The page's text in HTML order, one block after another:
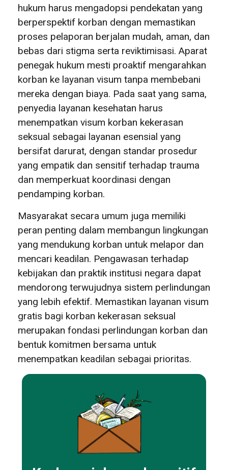
hukum harus mengadopsi pendekatan yang
berperspektif korban dengan memastikan
proses pelaporan berjalan mudah, aman, dan
bebas dari stigma serta reviktimisasi. Aparat
penegak hukum mesti proaktif mengarahkan
korban ke layanan visum tanpa membebani
mereka dengan biaya. Pada saat yang sama,
penyedia layanan kesehatan harus
menempatkan visum korban kekerasan
seksual sebagai layanan esensial yang
bersifat darurat, dengan standar prosedur
yang empatik dan sensitif terhadap trauma
dan memperkuat koordinasi dengan
pendamping korban.
Masyarakat secara umum juga memiliki
peran penting dalam membangun lingkungan
yang mendukung korban untuk melapor dan
mencari keadilan. Pengawasan terhadap
kebijakan dan praktik institusi negara dapat
mendorong terwujudnya sistem perlindungan
yang lebih efektif. Memastikan layanan visum
gratis bagi korban kekerasan seksual
merupakan fondasi perlindungan korban dan
bentuk komitmen bersama untuk
menempatkan keadilan sebagai prioritas.